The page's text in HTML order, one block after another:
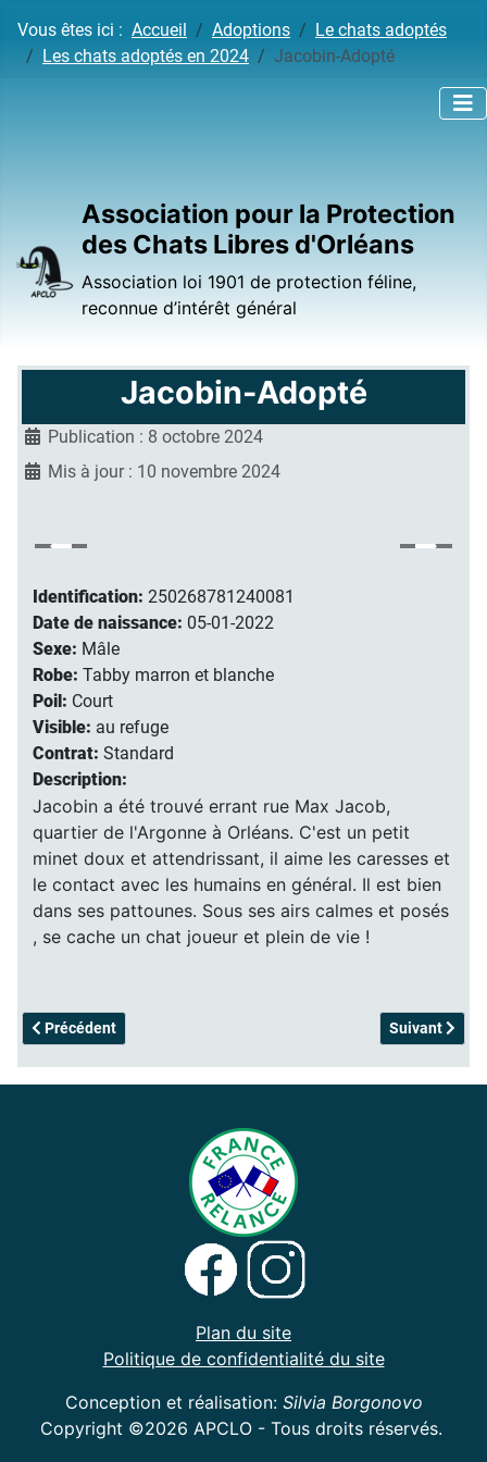
Vous êtes ici : Accueil Adoptions
Le chats adoptés
Les chats adoptés en 2024
Jacobin-Adopté
Association pour la Protection
des Chats Libres d'Orléans
Association loi 1901 de protection féline,
reconnue d’intérêt général
Jacobin-Adopté
Publication : 8 octobre 2024
Mis à jour : 10 novembre 2024
Identification: 250268781240081
Date de naissance: 05-01-2022
Sexe: Mâle
Robe: Tabby marron et blanche
Poil: Court
Visible: au refuge
Contrat: Standard
Description:
Jacobin a été trouvé errant rue Max Jacob,
quartier de l'Argonne à Orléans. C'est un petit
minet doux et attendrissant, il aime les caresses et
le contact avec les humains en général. Il est bien
dans ses pattounes. Sous ses airs calmes et posés
, se cache un chat joueur et plein de vie !
Article précédent : Vadim-Adoptée
Précédent Article
Suivant
Plan du site
Politique de confidentialité du site
Conception et réalisation: Silvia Borgonovo
Copyright ©2026 APCLO - Tous droits réservés.